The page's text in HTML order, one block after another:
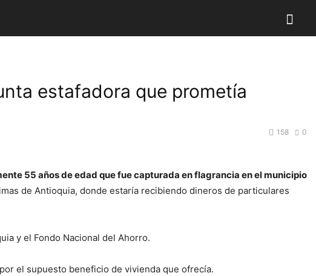
estafadora que prometía
0
158
55 años de edad que fue capturada en flagrancia en el municipio
de Antioquia, donde estaría recibiendo dineros de particulares
y el Fondo Nacional del Ahorro.
el supuesto beneficio de vivienda que ofrecía.